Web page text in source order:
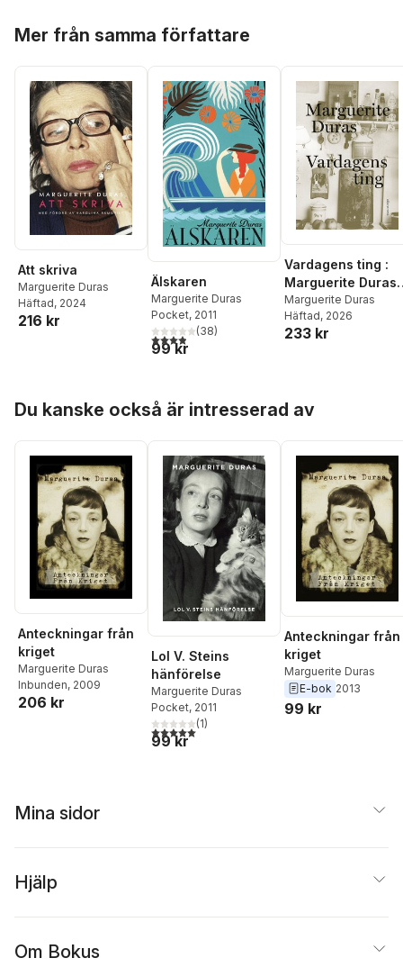
Mer från samma författare
Att skriva
Marguerite Duras
Häftad, 2024
216 kr
Älskaren
Marguerite Duras
Pocket, 2011
3,9utav 5 stjärnor. Totalt antal röster:
(38)
99 kr
Vardagens ting :
Marguerite Duras
talar med Jérôme
Beaujour
Marguerite Duras
Häftad, 2026
233 kr
Du kanske också är intresserad av
Anteckningar från
kriget
Marguerite Duras
Inbunden, 2009
206 kr
Lol V. Steins
hänförelse
Marguerite Duras
Pocket, 2011
5,0utav 5 stjärnor. Totalt antal röster:
(1)
99 kr
Anteckningar från
kriget
Marguerite Duras
E-bok 2013
99 kr
Mina sidor
Hjälp
Om Bokus